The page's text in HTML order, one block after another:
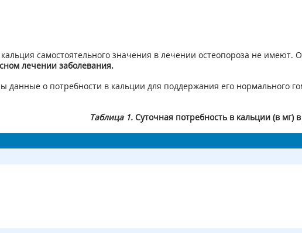
самостоятельного значения в лечении остеопороза не имеют.
лечении заболевания.
данные о потребности в кальции для поддержания его нормального
Таблица 1. Суточная потребность в кальции (в